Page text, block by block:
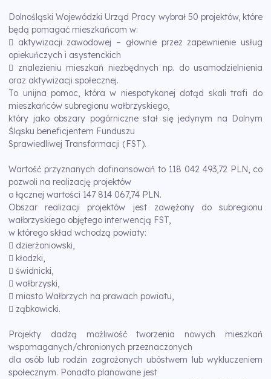
Dolnośląski Wojewódzki Urząd Pracy wybrał 50 projektów, które
będą pomagać mieszkańcom w:
 aktywizacji zawodowej – głownie przez zapewnienie usług
opiekuńczych i asystenckich
 znalezieniu mieszkań niezbędnych np. do usamodzielnienia
oraz aktywizacji społecznej.
To unijna pomoc, która w niespotykanej dotąd skali trafi do
mieszkańców subregionu wałbrzyskiego,
który jako obszary pogórniczne stał się jedynym na Dolnym
Śląsku beneficjentem Funduszu
Sprawiedliwej Transformacji (FST).
Wartość przyznanych dofinansowań to 118 042 493,72 PLN, co
pozwoli na realizację projektów
o łącznej wartości 147 814 067,74 PLN.
Obszar realizacji projektów jest zawężony do subregionu
wałbrzyskiego objętego interwencją FST,
w którego skład wchodzą powiaty:
 dzierżoniowski,
 kłodzki,
 świdnicki,
 wałbrzyski,
 miasto Wałbrzych na prawach powiatu,
 ząbkowicki.
Projekty dadzą możliwość tworzenia nowych mieszkań
wspomaganych/chronionych przeznaczonych
dla osób lub rodzin zagrożonych ubóstwem lub wykluczeniem
społecznym. Ponadto planowane jest